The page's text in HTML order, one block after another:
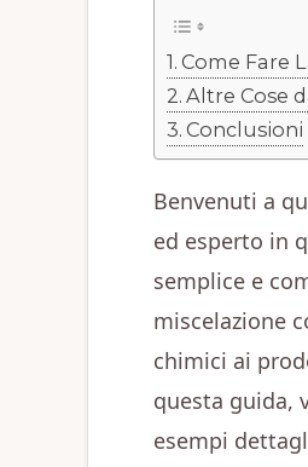
Come Fare
Altre Cose
Conclusioni
Benvenuti a
ed esperto in
semplice e
miscelazione
chimici ai
questa guida,
esempi